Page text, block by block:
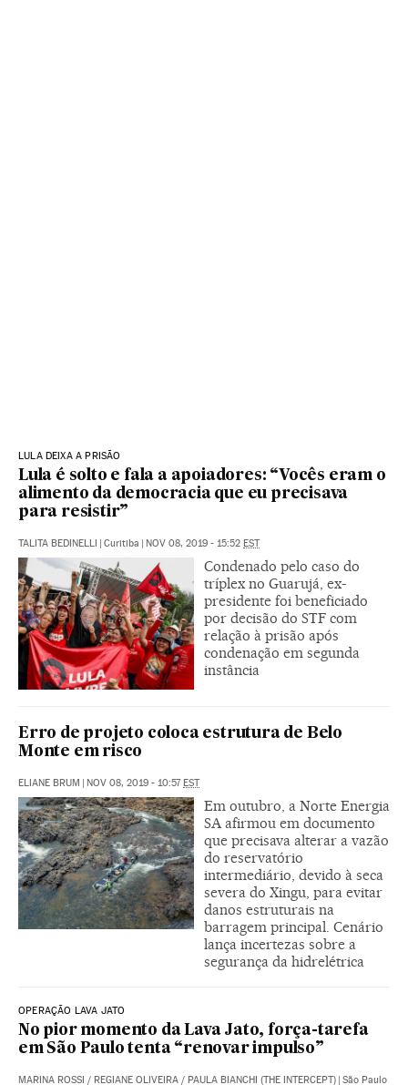
LULA DEIXA A PRISÃO
Lula é solto e fala a apoiadores: “Vocês eram o
alimento da democracia que eu precisava
para resistir”
TALITA BEDINELLI | Curitiba | NOV 08, 2019 - 15:52 EST
Condenado pelo caso do
tríplex no Guarujá, ex-
presidente foi beneficiado
por decisão do STF com
relação à prisão após
condenação em segunda
instância
Erro de projeto coloca estrutura de Belo
Monte em risco
ELIANE BRUM | NOV 08, 2019 - 10:57EST
Em outubro, a Norte Energia
SA afirmou em documento
que precisava alterar a vazão
do reservatório
intermediário, devido à seca
severa do Xingu, para evitar
danos estruturais na
barragem principal. Cenário
lança incertezas sobre a
segurança da hidrelétrica
OPERAÇÃO LAVA JATO
No pior momento da Lava Jato, força-tarefa
em São Paulo tenta “renovar impulso”
MARINA ROSSI / REGIANE OLIVEIRA / PAULA BIANCHI (THE INTERCEPT) | São Paulo